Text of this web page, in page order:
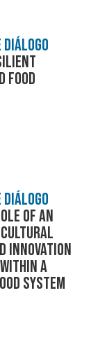
Food
of an
Innovation
within a
system